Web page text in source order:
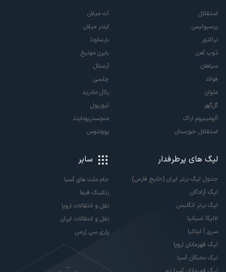
استقلال
پرسپولیس
تراکتور
ذوب آهن
سپاهان
فولاد
ملوان
گل‌گهر
آلومینیوم اراک
استقلال خوزستان
آث میلان
اینتر میلان
بارسلونا
بایرن مونیخ
آرسنال
چلسی
رئال مادرید
لیورپول
منچستریونایتد
یوونتوس
لیگ های پرطرفدار
جدول لیگ برتر ایران (خلیج فارس)
لیگ آزادگان
لیگ برتر انگلیس
لالیگا اسپانیا
سری آ ایتالیا
لیگ قهرمانان اروپا
لیگ نخبگان آسیا
سایر
جام ملت های آسیا
رنکینگ فیفا
نقل و انتقالات اروپا
نقل و انتقالات ایران
پاری سن ژرمن